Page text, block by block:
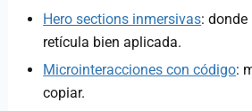
Hero sections inmersivas:
retícula bien aplicada.
Microinteracciones con código:
copiar.